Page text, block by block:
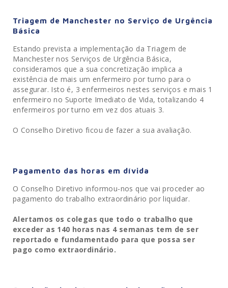
Triagem de Manchester no Serviço de Urgência
Básica
Estando prevista a implementação da Triagem de
Manchester nos Serviços de Urgência Básica,
consideramos que a sua concretização implica a
existência de mais um enfermeiro por turno para o
assegurar. Isto é, 3 enfermeiros nestes serviços e mais 1
enfermeiro no Suporte Imediato de Vida, totalizando 4
enfermeiros por turno em vez dos atuais 3.
O Conselho Diretivo ficou de fazer a sua avaliação.
Pagamento das horas em dívida
O Conselho Diretivo informou-nos que vai proceder ao
pagamento do trabalho extraordinário por liquidar.
Alertamos os colegas que todo o trabalho que
exceder as 140 horas nas 4 semanas tem de ser
reportado e fundamentado para que possa ser
pago como extraordinário.